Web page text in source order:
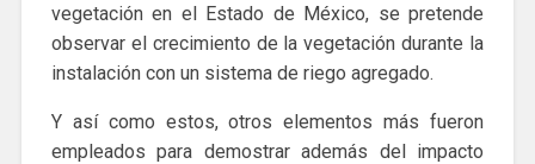
vegetación en el Estado de México, se pretende
observar el crecimiento de la vegetación durante la
instalación con un sistema de riego agregado.
Y así como estos, otros elementos más fueron
empleados para demostrar además del impacto